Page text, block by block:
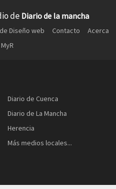
de Diario de la mancha
Diseño web Contacto
Acerca
Diario de Cuenca
Diario de La Mancha
Herencia
Más medios locales...